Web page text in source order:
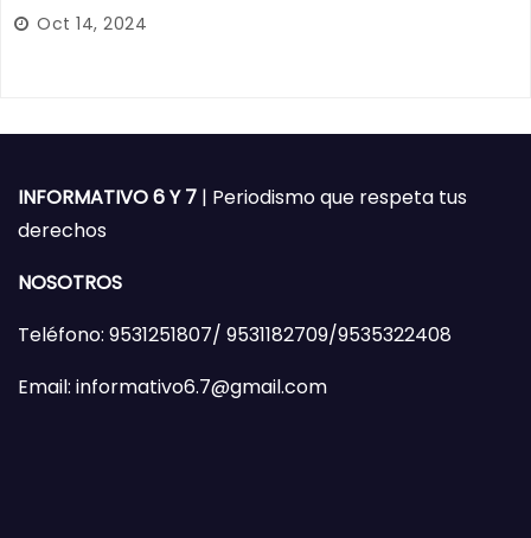
Oct 14, 2024
INFORMATIVO 6 Y 7 | Periodismo que respeta tus
derechos
NOSOTROS
Teléfono: 9531251807/ 9531182709/9535322408
Email: informativo6.7@gmail.com